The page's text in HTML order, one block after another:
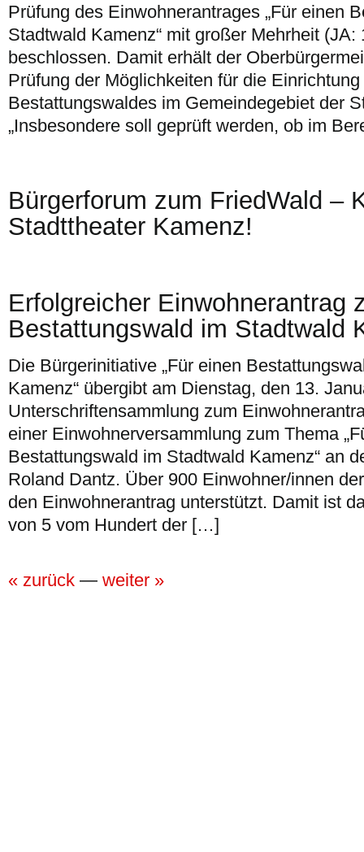
Prüfung des Einwohnerantrages „Für einen
Stadtwald Kamenz“ mit großer Mehrheit
beschlossen. Damit erhält der
Prüfung der Möglichkeiten für die
Bestattungswaldes im Gemeindegebiet der
„Insbesondere soll geprüft werden, ob im
Bürgerforum zum FriedWald –
Stadttheater Kamenz!
Erfolgreicher Einwohnerantrag
Bestattungswald im Stadtwald
Die Bürgerinitiative „Für einen
Kamenz“ übergibt am Dienstag, den 13.
Unterschriftensammlung zum
einer Einwohnerversammlung zum Thema
Bestattungswald im Stadtwald Kamenz“ an
Roland Dantz. Über 900 Einwohner/innen
den Einwohnerantrag unterstützt. Damit ist
von 5 vom Hundert der […]
« zurück — weiter »